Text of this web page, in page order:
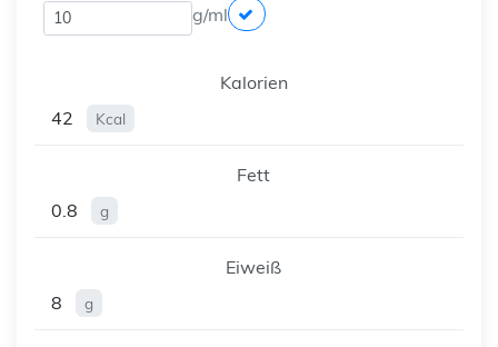
g/ml
Kalorien
42
Kcal
Fett
0.8
g
Eiweiß
8
g